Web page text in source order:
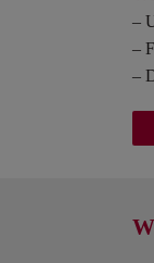
–
–
–